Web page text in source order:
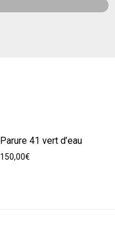
Parure 41 vert d’eau
150,00€